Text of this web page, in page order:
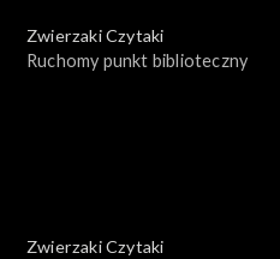
Zwierzaki Czytaki
Ruchomy punkt biblioteczny
Zwierzaki Czytaki